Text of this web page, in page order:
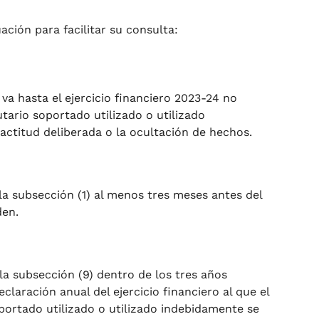
para facilitar su consulta:
hasta el ejercicio financiero 2023-24 no
soportado utilizado o utilizado
deliberada o la ocultación de hechos.
(1) al menos tres meses antes del
subsección (9) dentro de los tres años
anual del ejercicio financiero al que el
utilizado o utilizado indebidamente se